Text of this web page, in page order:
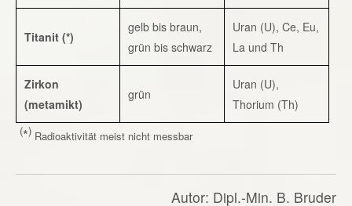
Titanit (*)
gelb bis braun,
grün bis schwarz
Uran (U), Ce, Eu,
La und Th
Zirkon
(metamikt)
grün
Uran (U),
Thorium (Th)
(*) Radioaktivität meist nicht messbar
Autor: Dipl.-Min. B. Bruder